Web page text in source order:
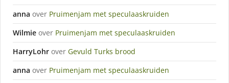
anna over Pruimenjam met speculaaskruiden
Wilmie over Pruimenjam met speculaaskruiden
HarryLohr over Gevuld Turks brood
anna over Pruimenjam met speculaaskruiden